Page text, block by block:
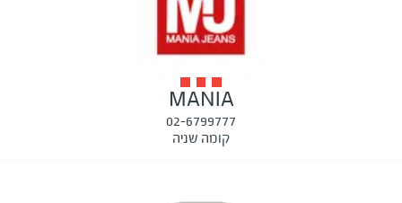
MANIA
02-6799777
קומה שניה